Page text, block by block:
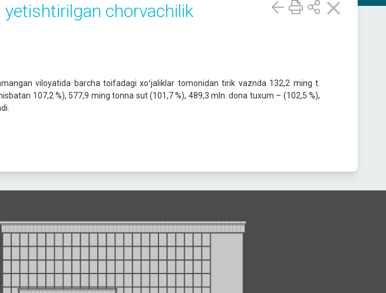
chorvachilik
viloyatida barcha toifadagi xoʻjaliklar tomonidan tirik vaznda 132,2 ming t.
107,2 %), 577,9 ming tonna sut (101,7 %), 489,3 mln. dona tuxum – (102,5 %),